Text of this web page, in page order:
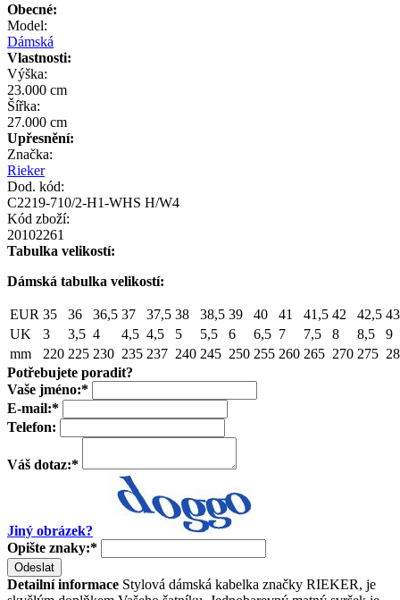
Obecné:
Model:
Dámská
Vlastnosti:
Výška:
23.000 cm
Šířka:
27.000 cm
Upřesnění:
Značka:
Rieker
Dod. kód:
C2219-710/2-H1-WHS H/W4
Kód zboží:
20102261
Tabulka velikostí:
Dámská tabulka velikostí:
EUR 35 36 36,5 37 37,5 38 38,5 39 40 41 41,5 42 42,5 43
UK
3 3,5 4 4,5 4,5 5 5,5 6 6,5 7 7,5 8 8,5
9
mm
220 225 230 235 237 240 245 250 255 260 265 270 275
Potřebujete poradit?
Vaše jméno:*
E-mail:*
Telefon:
Váš dotaz:*
Jiný obrázek?
Opište znaky:*
Odeslat
Detailní informace Stylová dámská kabelka značky RIEKER, je